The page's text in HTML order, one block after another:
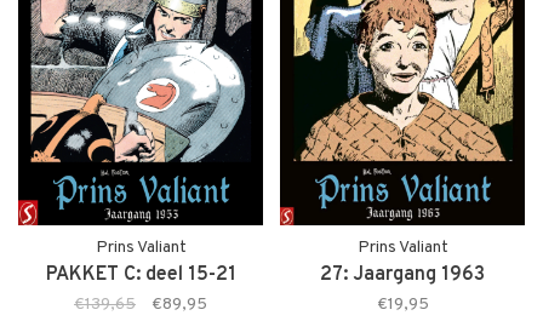
Prins Valiant
PAKKET C: deel 15-21
€139,65 €89,95
Prins Valiant
27: Jaargang 1963
€19,95